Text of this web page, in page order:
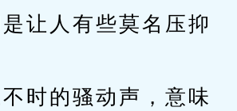
让人有些莫名压抑
的骚动声，意味